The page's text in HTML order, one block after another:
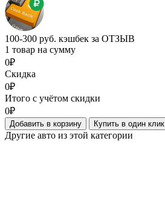
100-300 руб. кэшбек за ОТЗЫВ
1 товар на сумму
0₽
Скидка
0₽
Итого с учётом скидки
0₽
Добавить в корзину Купить в один клик
Другие авто из этой категории